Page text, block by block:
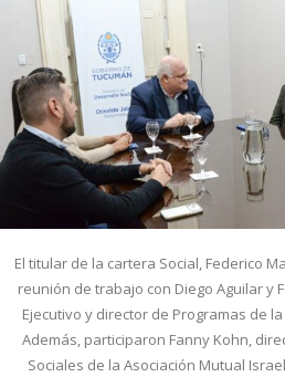
El titular de la cartera Social, Federico
reunión de trabajo con Diego Aguilar y
Ejecutivo y director de Programas de
Además, participaron Fanny Kohn,
Sociales de la Asociación Mutual